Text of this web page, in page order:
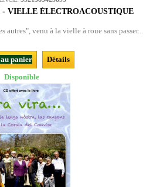
VIELLE ÉLECTROACOUSTIQUE
autres", venu à la vielle à roue sans passer...
panier
Détails
Disponible